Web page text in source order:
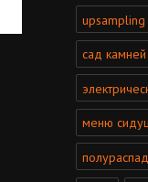
upsampling
сад камней
меню
полураспад